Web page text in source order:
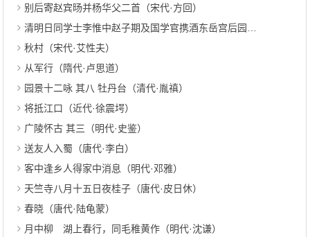
别后寄赵宾旸并杨华父二首（宋代·方回）
清明日同学士李惟中赵子期及国学官携酒东岳宫后园看杏花 其二（元代·吴当）
秋村（宋代·艾性夫）
从军行（隋代·卢思道）
园景十二咏 其八 牡丹台（清代·胤禛）
将抵江口（近代·徐震堮）
广陵怀古 其三（明代·史鉴）
送友人入蜀（唐代·李白）
客中逢乡人得家中消息（明代·邓雅）
天竺寺八月十五日夜桂子（唐代·皮日休）
春晓（唐代·陆龟蒙）
月中柳 湖上春行，同毛稚黄作（明代·沈谦）